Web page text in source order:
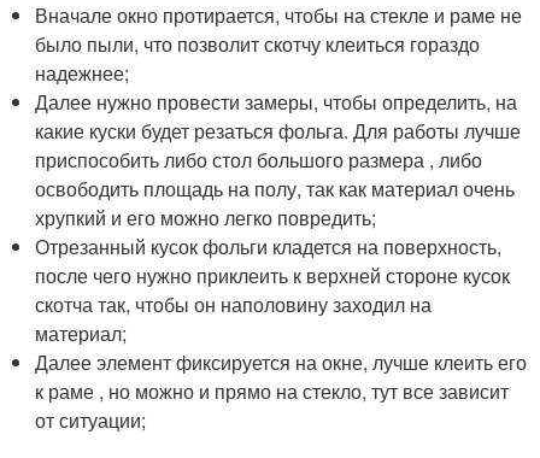
Вначале окно протирается, чтобы на стекле и раме не
было пыли, что позволит скотчу клеиться гораздо
надежнее;
Далее нужно провести замеры, чтобы определить, на
какие куски будет резаться фольга. Для работы лучше
приспособить либо стол большого размера , либо
освободить площадь на полу, так как материал очень
хрупкий и его можно легко повредить;
Отрезанный кусок фольги кладется на поверхность,
после чего нужно приклеить к верхней стороне кусок
скотча так, чтобы он наполовину заходил на
материал;
Далее элемент фиксируется на окне, лучше клеить его
к раме , но можно и прямо на стекло, тут все зависит
от ситуации;